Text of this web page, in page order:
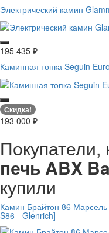
Электрический камин
195 435 ₽
Каминная топка Seguin
Скидка!
193 000 ₽
Покупатели,
печь ABX
купили
Камин Брайтон 86 Марсель
S86 - Glenrich]